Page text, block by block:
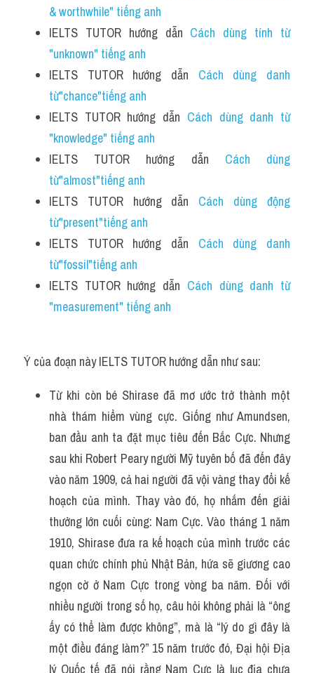
& worthwhile" tiếng anh
IELTS TUTOR hướng dẫn Cách dùng tính từ
"unknown" tiếng anh
IELTS TUTOR hướng dẫn Cách dùng danh
từ"chance"tiếng anh
IELTS TUTOR hướng dẫn Cách dùng danh từ
"knowledge" tiếng anh
IELTS TUTOR hướng dẫn Cách dùng
từ"almost"tiếng anh
IELTS TUTOR hướng dẫn Cách dùng động
từ"present"tiếng anh
IELTS TUTOR hướng dẫn Cách dùng danh
từ"fossil"tiếng anh
IELTS TUTOR hướng dẫn Cách dùng danh từ
"measurement" tiếng anh
Ý của đoạn này IELTS TUTOR hướng dẫn như sau:
Từ khi còn bé Shirase đã mơ ước trở thành một
nhà thám hiểm vùng cực. Giống như Amundsen,
ban đầu anh ta đặt mục tiêu đến Bắc Cực. Nhưng
sau khi Robert Peary người Mỹ tuyên bố đã đến đây
vào năm 1909, cả hai người đã vội vàng thay đổi kế
hoạch của mình. Thay vào đó, họ nhắm đến giải
thưởng lớn cuối cùng: Nam Cực. Vào tháng 1 năm
1910, Shirase đưa ra kế hoạch của mình trước các
quan chức chính phủ Nhật Bản, hứa sẽ giương cao
ngọn cờ ở Nam Cực trong vòng ba năm. Đối với
nhiều người trong số họ, câu hỏi không phải là “ông
ấy có thể làm được không”, mà là “lý do gì đây là
một điều đáng làm?” 15 năm trước đó, Đại hội Địa
lý Quốc tế đã nói rằng Nam Cực là lục địa chưa